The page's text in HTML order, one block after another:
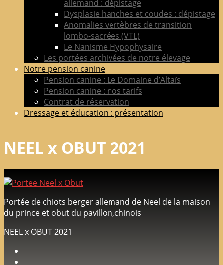
allemand : dépistage
Dysplasie hanches et coudes : dépistage
Anomalies vertèbres de transition
lombo-sacrées (VTL)
Le Nanisme Hypophysaire
Les portées archivées de notre élevage
Notre pension canine
Pension canine : Le Domaine d’Altaïs
Pension canine : nos tarifs
Contrat de réservation
Dressage et éducation : présentation
NEEL x OBUT 2021
Portée de chiots berger allemand de Neel de la maison
du prince et obut du pavillon,chinois
NEEL x OBUT 2021